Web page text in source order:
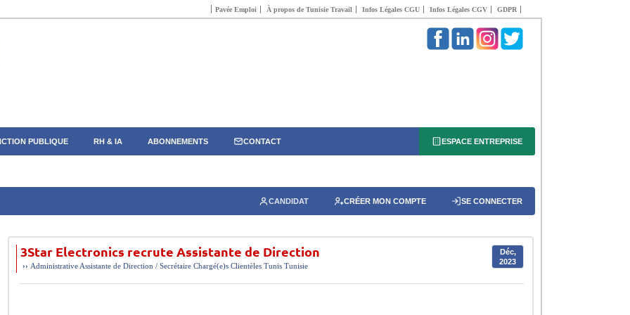
Pavée Emploi À propos de Tunisie Travail Infos Légales CGU Infos Légales CGV GDPR
PUBLIQUE RH & IA ABONNEMENTS CONTACT ESPACE ENTREPRISE
CANDIDAT CRÉER MON COMPTE SE CONNECTER
3Star Electronics recrute Assistante de Direction
Déc,
2023
›› Administrative Assistante de Direction / Secrétaire Chargé(e)s Clientèles Tunis Tunisie